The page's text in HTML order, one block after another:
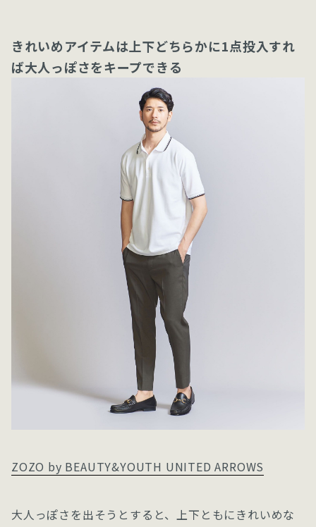
きれいめアイテムは上下どちらかに1点投入すれ
ば大人っぽさをキープできる
ZOZO by BEAUTY&YOUTH UNITED ARROWS
大人っぽさを出そうとすると、上下ともにきれいめな